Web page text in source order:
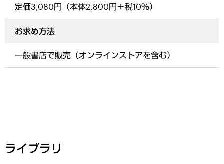
定価3,080円（本体2,800円＋税10％）
お求め方法
一般書店で販売（オンラインストアを含む）
ライブラリ